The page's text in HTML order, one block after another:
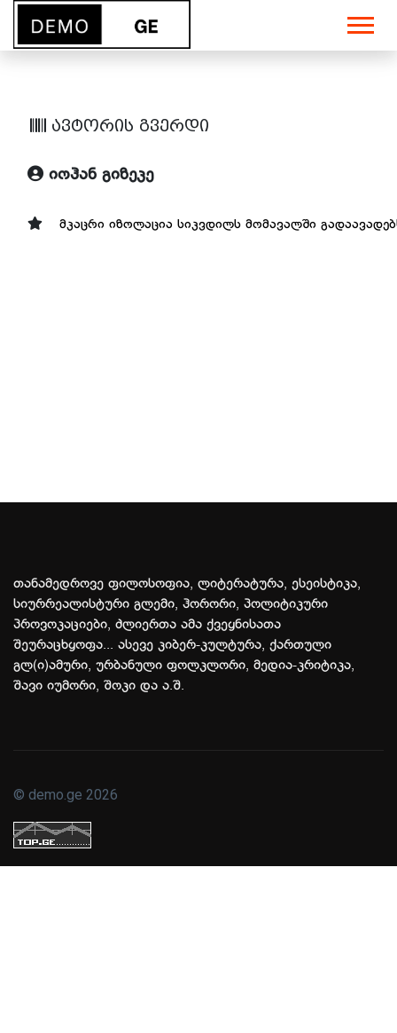
ავტორის გვერდი
იოჰან გიზეკე
მკაცრი იზოლაცია სიკვდილს მომავალში
თანამედროვე ფილოსოფია, ლიტერატურა, ესეისტიკა,
სიურრეალისტური გლემი, ჰორორი, პოლიტიკური
პროვოკაციები, ძლიერთა ამა ქვეყნისათა
შეურაცხყოფა... ასევე კიბერ-კულტურა, ქართული
გლ(ი)ამური, ურბანული ფოლკლორი, მედია-კრიტიკა,
შავი იუმორი, შოკი და ა.შ.
© demo.ge 2026